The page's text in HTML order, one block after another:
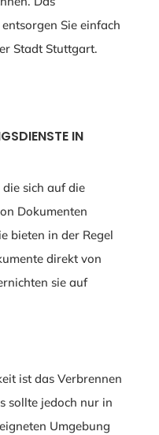
Sie einfach
Stadt Stuttgart.
IN
sich auf die
Dokumenten
bieten in der Regel
direkt von
sie auf
ist das Verbrennen
sollte jedoch nur in
Umgebung